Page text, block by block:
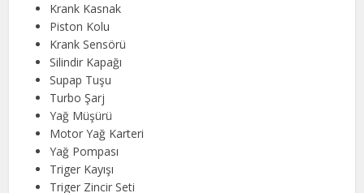
Krank Kasnak
Piston Kolu
Krank Sensörü
Silindir Kapağı
Supap Tuşu
Turbo Şarj
Yağ Müşürü
Motor Yağ Karteri
Yağ Pompası
Triger Kayışı
Triger Zincir Seti